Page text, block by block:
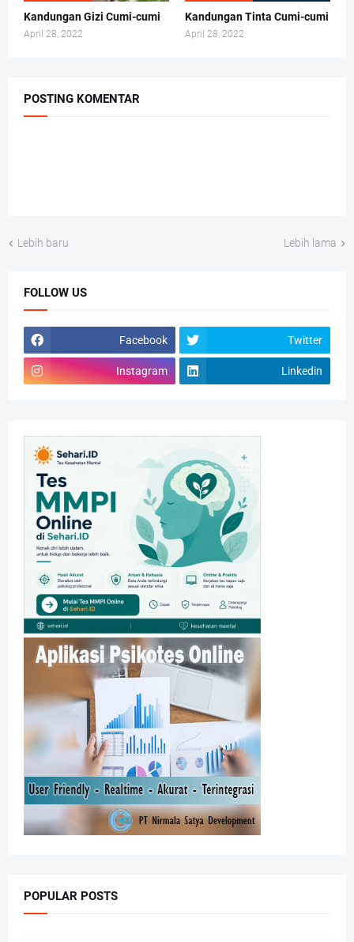
Kandungan Gizi Cumi-cumi
April 28, 2022
Kandungan Tinta Cumi-cumi
April 28, 2022
POSTING KOMENTAR
Lebih baru Lebih lama
FOLLOW US
Facebook Twitter
Instagram Linkedin
POPULAR POSTS